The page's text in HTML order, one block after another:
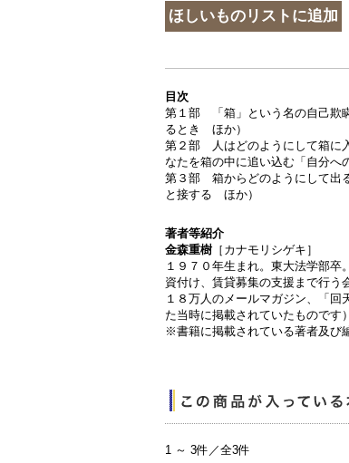
目次
第１部 「箱」という名の自己欺
るとき ほか）
第２部 人はどのようにして箱に
なたを箱の中に追い込む「自分へ
第３部 箱からどのようにして出
と接する ほか）
著者等紹介
金森重樹 ［カナモリシゲキ］
１９７０年生まれ。東大法学部
資付け、賃貸募集の支援まで行う
１８万人のメールマガジン、「
た当時に掲載されていたものです）
※書籍に掲載されている著者及び
1 ～ 3件／全3件